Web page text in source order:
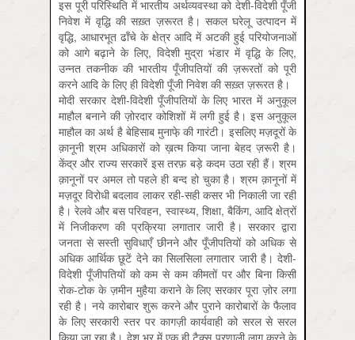
इस पूरी परिस्थिति में भारतीय अर्थव्यवस्था को देशी-विदेशी पूँजी
निवेश में वृद्धि की सख़्त ज़रूरत है। सकल घरेलू उत्पादन में
वृद्धि, आधारभूत ढाँचे के क्षेत्र आदि में अटकी हुई परियोजनाओं
को आगे बढ़ाने के लिए, विदेशी मुद्रा भंडार में वृद्धि के लिए,
उन्नत तकनीक की भारतीय पूँजीपतियों की ज़रूरतों को पूरी
करने आदि के लिए ही विदेशी पूँजी निवेश की सख़्त ज़रूरत है।
मोदी सरकार देशी-विदेशी पूँजीपतियों के लिए भारत में अनुकूल
माहौल बनाने की ज़ोरदार कोशिशों में लगी हुई है। इस अनुकूल
माहौल का अर्थ है बेहिसाब मुनाफे़ की गारंटी। इसलिए मज़दूरों के
क़ानूनी श्रम अधिकारों को ख़त्म किया जाना बेहद ज़रूरी है।
केंद्र और राज्य सरकारें इस तरफ़ बड़े कदम उठा रही हैं। श्रम
क़ानूनों पर अमल तो पहले ही बन्द हो चुका है। श्रम क़ानूनों में
मज़दूर विरोधी बदलाव लाकर रही-सही कसर भी निकाली जा रही
है। रेलवे और बस परिवहन, स्वास्थ्य, शिक्षा, बैकिंग, आदि क्षेत्रों
में निजीकरण की प्रक्रिया लगातार जारी है। सरकार द्वारा
जनता से सस्ती सुविधाएँ छीनने और पूँजीपतियों को अधिक से
अधिक आर्थिक छूटें देने का सिलसिला लगातार जारी है। देशी-
विदेशी पूँजीपतियों को कम से कम कीमतों पर और बिना किसी
रोक-टोक के ज़मीन मुहैया कराने के लिए सरकार पूरा ज़ोर लगा
रही है। नये कारोबार शुरू करने और पुराने कारोबारों के फैलाव
के लिए सरकारी स्तर पर कागज़ी कार्यवाही को सरल से सरल
किया जा रहा है। देश भर में एक ही टैक्‍स प्रणाली लागू करने के